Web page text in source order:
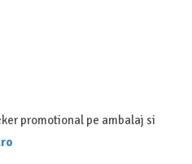
promotional pe ambalaj si